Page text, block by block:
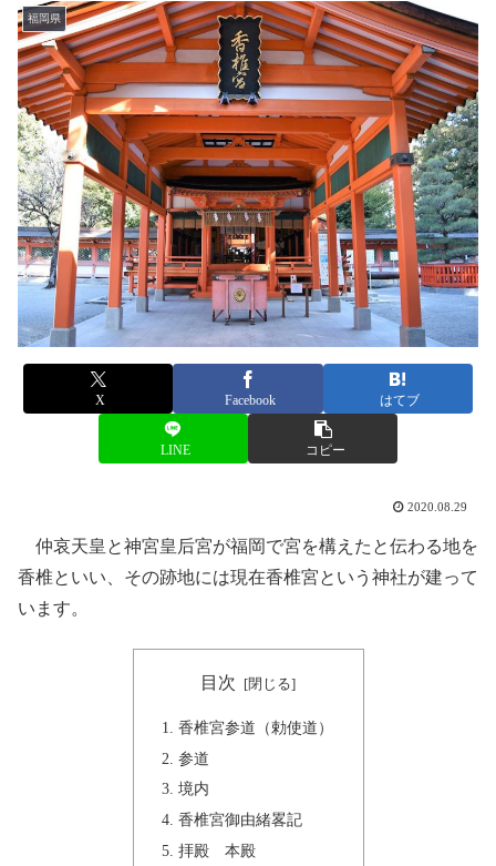
福岡県
X Facebook はてブ
LINE コピー
2020.08.29
仲哀天皇と神宮皇后宮が福岡で宮を構えたと伝わる地を
香椎といい、その跡地には現在香椎宮という神社が建って
います。
目次
香椎宮参道（勅使道）
参道
境内
香椎宮御由緒畧記
拝殿 本殿